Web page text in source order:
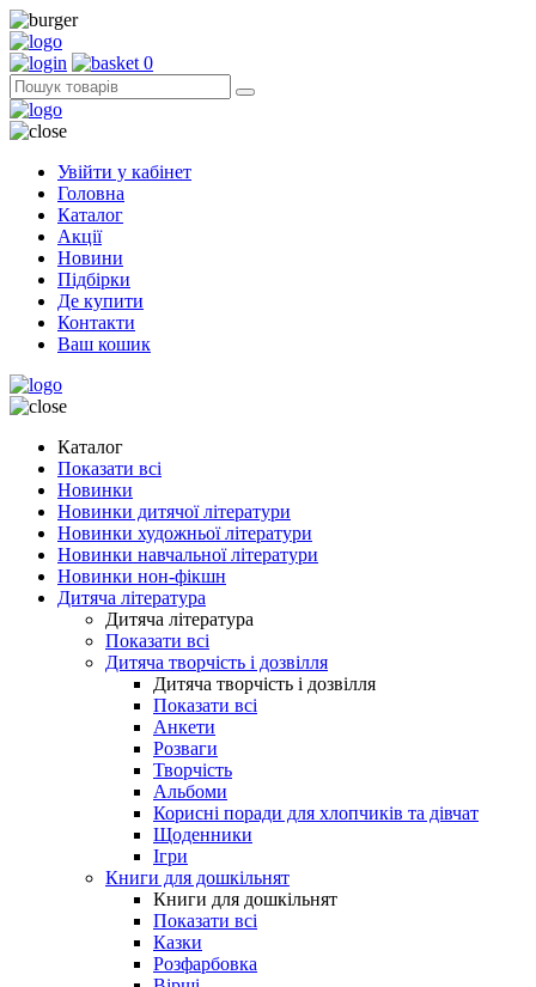
0
Увійти у кабінет
Головна
Каталог
Акції
Новини
Підбірки
Де купити
Контакти
Ваш кошик
Каталог
Показати всі
Новинки
Новинки дитячої літератури
Новинки художньої літератури
Новинки навчальної літератури
Новинки нон-фікшн
Дитяча література
Дитяча література
Показати всі
Дитяча творчість і дозвілля
Дитяча творчість і дозвілля
Показати всі
Анкети
Розваги
Творчість
Альбоми
Корисні поради для хлопчиків та дівчат
Щоденники
Ігри
Книги для дошкільнят
Книги для дошкільнят
Показати всі
Казки
Розфарбовка